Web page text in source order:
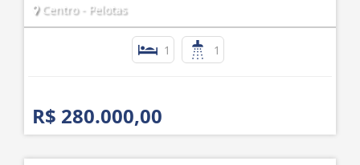
Centro - Pelotas
1 1
R$ 280.000,00